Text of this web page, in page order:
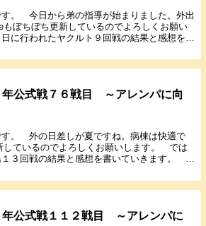
す。 今日から弟の指導が始まりました。外出
ぼちぼち更新しているのでよろしくお願い
に行われたヤクルト９回戦の結果と感想を書
公式戦７６戦目 ～アレンパに向
す。 外の日差しが夏ですね。病棟は快適で
しているのでよろしくお願いします。 では
１３回戦の結果と感想を書いていきます。
公式戦１１２戦目 ～アレンパに